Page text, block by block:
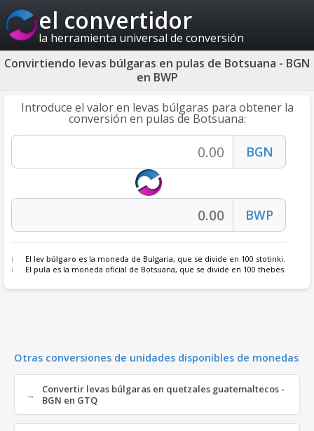
el convertidor
la herramienta universal de conversión
Convirtiendo levas búlgaras en pulas de Botsuana - BGN
en BWP
Introduce el valor en levas búlgaras para obtener la
conversión en pulas de Botsuana:
El lev búlgaro es la moneda de Bulgaria, que se divide en 100 stotinki.
El pula es la moneda oficial de Botsuana, que se divide en 100 thebes.
Otras conversiones de unidades disponibles de monedas
Convertir levas búlgaras en quetzales guatemaltecos -
BGN en GTQ